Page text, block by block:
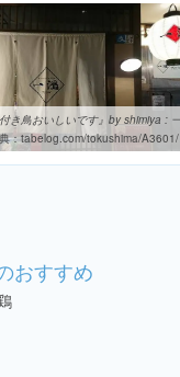
： tabelog.com/tokushima/A3601/A360101/36006944/dtlrvwlst/B410157752
おすすめ